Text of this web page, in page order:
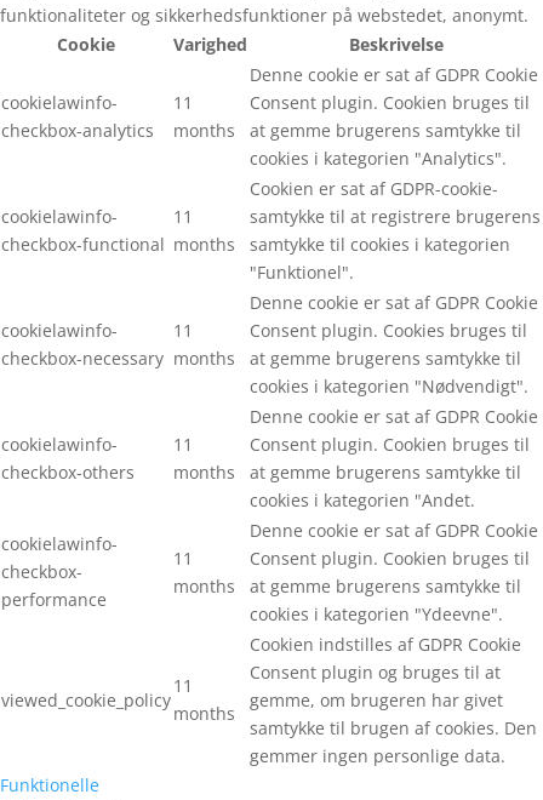
funktionaliteter og sikkerhedsfunktioner på webstedet, anonymt.
Cookie
Varighed Beskrivelse
cookielawinfo-
checkbox-analytics
11
months
Denne cookie er sat af GDPR Cookie
Consent plugin. Cookien bruges til
at gemme brugerens samtykke til
cookies i kategorien "Analytics".
cookielawinfo-
checkbox-functional
11
months
Cookien er sat af GDPR-cookie-
samtykke til at registrere brugerens
samtykke til cookies i kategorien
"Funktionel".
cookielawinfo-
checkbox-necessary
11
months
Denne cookie er sat af GDPR Cookie
Consent plugin. Cookies bruges til
at gemme brugerens samtykke til
cookies i kategorien "Nødvendigt".
cookielawinfo-
checkbox-others
11
months
Denne cookie er sat af GDPR Cookie
Consent plugin. Cookien bruges til
at gemme brugerens samtykke til
cookies i kategorien "Andet.
cookielawinfo-
checkbox-
performance
11
months
Denne cookie er sat af GDPR Cookie
Consent plugin. Cookien bruges til
at gemme brugerens samtykke til
cookies i kategorien "Ydeevne".
viewed_cookie_policy
11
months
Cookien indstilles af GDPR Cookie
Consent plugin og bruges til at
gemme, om brugeren har givet
samtykke til brugen af cookies. Den
gemmer ingen personlige data.
Funktionelle